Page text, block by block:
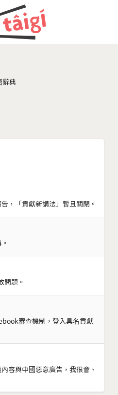
辭典
，「貢獻新講法」暫且關閉。
問題。
審查機制，登入具名貢獻
容與中國惡意廣告，我很會、